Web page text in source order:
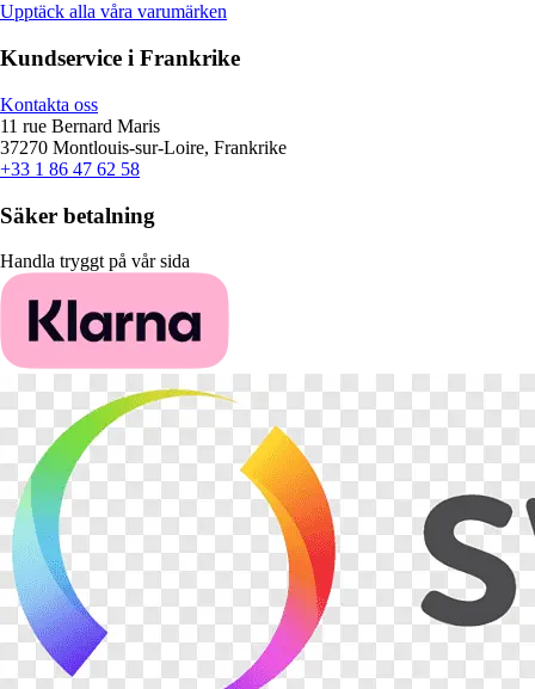
Upptäck alla våra varumärken
Kundservice i Frankrike
Kontakta oss
11 rue Bernard Maris
37270 Montlouis-sur-Loire, Frankrike
+33 1 86 47 62 58
Säker betalning
Handla tryggt på vår sida